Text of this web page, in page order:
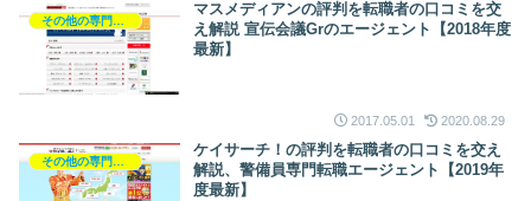
マスメディアンの評判を転職者の口コミを交
え解説 宣伝会議Grのエージェント【2018年度
最新】
2017.05.01 2020.08.29
その他の専門職の転職
ケイサーチ！の評判を転職者の口コミを交え
解説、警備員専門転職エージェント【2019年
度最新】